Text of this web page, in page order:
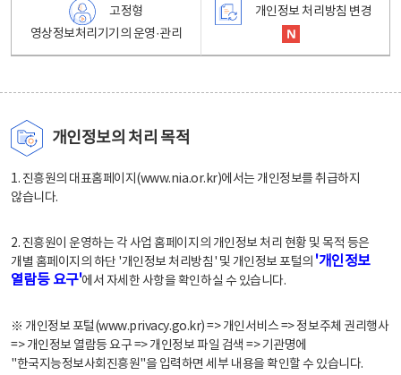
고정형
영상정보처리기기의 운영·관리
개인정보 처리방침 변경
개인정보의 처리 목적
1. 진흥원의 대표홈페이지(www.nia.or.kr)에서는 개인정보를 취급하지
않습니다.
2. 진흥원이 운영하는 각 사업 홈페이지의 개인정보 처리 현황 및 목적 등은
개별 홈페이지의 하단 '개인정보 처리방침' 및 개인정보 포털의 '개인정보
열람등 요구'에서 자세한 사항을 확인하실 수 있습니다.
※ 개인정보 포털(www.privacy.go.kr) => 개인서비스 => 정보주체 권리행사
=> 개인정보 열람등 요구 => 개인정보 파일 검색 => 기관명에
"한국지능정보사회진흥원"을 입력하면 세부 내용을 확인할 수 있습니다.